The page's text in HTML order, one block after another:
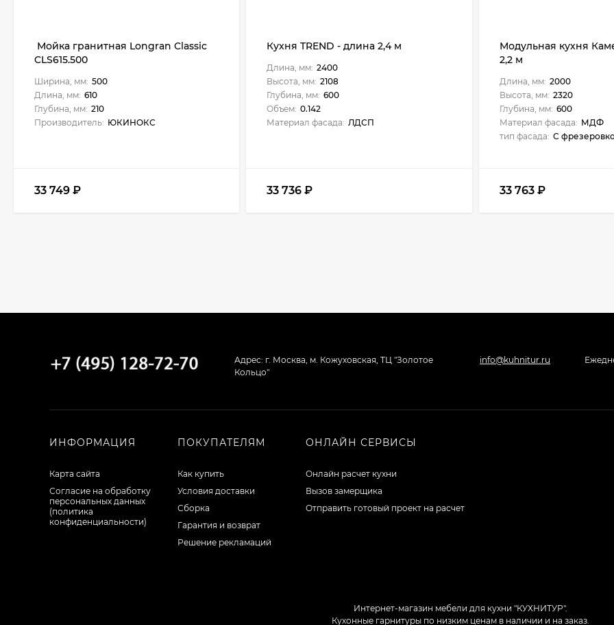
Мойка гранитная Longran Classic
CLS615.500
Ширина, мм: 500
Длина, мм: 610
Глубина, мм: 210
Производитель: ЮКИНОКС
33 749 ₽
Кухня TREND - длина 2,4 м
Длина, мм: 2400
Высота, мм: 2108
Глубина, мм: 600
Объем: 0.142
Материал фасада: ЛДСП
33 736₽
Модульная кухня
2,2 м
Длина, мм: 2000
Высота, мм: 2320
Глубина, мм: 600
Материал фасада: МДФ
тип фасада: С
33 763 ₽
Адрес: г. Москва, м. Кожуховская, ТЦ "Золотое
Кольцо"
info@kuhnitur.ru
ИНФОРМАЦИЯ
Карта сайта
Согласие на обработку
персональных данных
(политика
конфиденциальности)
ПОКУПАТЕЛЯМ
Как купить
Условия доставки
Сборка
Гарантия и возврат
Решение рекламаций
ОНЛАЙН СЕРВИСЫ
Онлайн расчет кухни
Вызов замерщика
Отправить готовый проект на расчет
Интернет-магазин мебели для кухни "КУХНИТУР".
Кухонные гарнитуры по низким ценам в наличии и на заказ.